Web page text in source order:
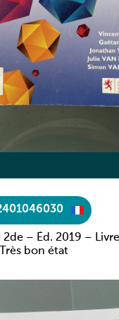
– Éd. 2019 –
bon état